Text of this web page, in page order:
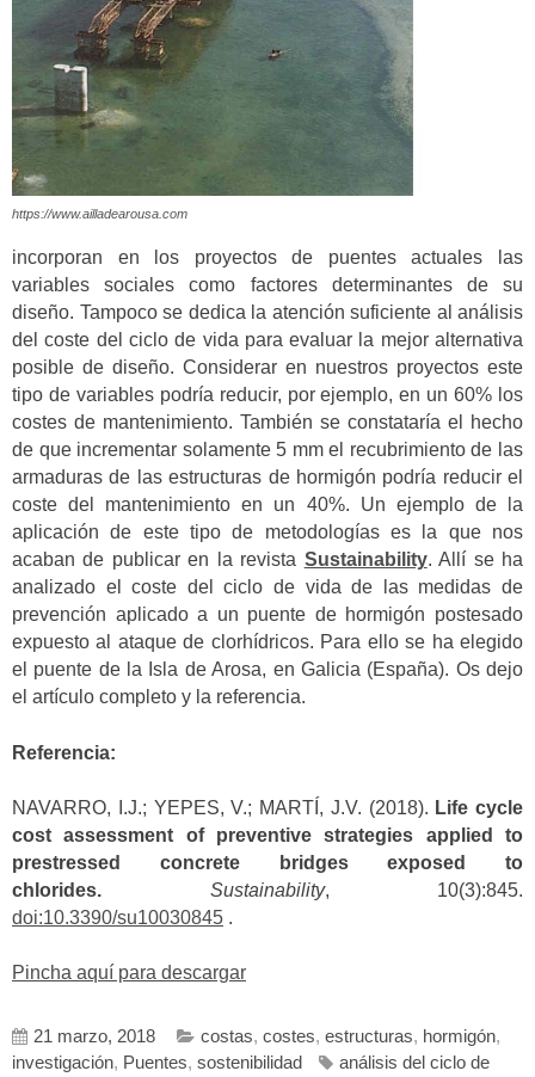
https://www.ailladearousa.com
incorporan en los proyectos de puentes actuales las
variables sociales como factores determinantes de su
diseño. Tampoco se dedica la atención suficiente al análisis
del coste del ciclo de vida para evaluar la mejor alternativa
posible de diseño. Considerar en nuestros proyectos este
tipo de variables podría reducir, por ejemplo, en un 60% los
costes de mantenimiento. También se constataría el hecho
de que incrementar solamente 5 mm el recubrimiento de las
armaduras de las estructuras de hormigón podría reducir el
coste del mantenimiento en un 40%. Un ejemplo de la
aplicación de este tipo de metodologías es la que nos
acaban de publicar en la revista Sustainability. Allí se ha
analizado el coste del ciclo de vida de las medidas de
prevención aplicado a un puente de hormigón postesado
expuesto al ataque de clorhídricos. Para ello se ha elegido
el puente de la Isla de Arosa, en Galicia (España). Os dejo
el artículo completo y la referencia.
Referencia:
NAVARRO, I.J.; YEPES, V.; MARTÍ, J.V. (2018). Life cycle
cost assessment of preventive strategies applied to
prestressed concrete bridges exposed to
chlorides.
Sustainability, 10(3):845.
doi:10.3390/su10030845 .
Pincha aquí para descargar
21 marzo, 2018 costas, costes, estructuras, hormigón,
investigación, Puentes, sostenibilidad
análisis del ciclo de